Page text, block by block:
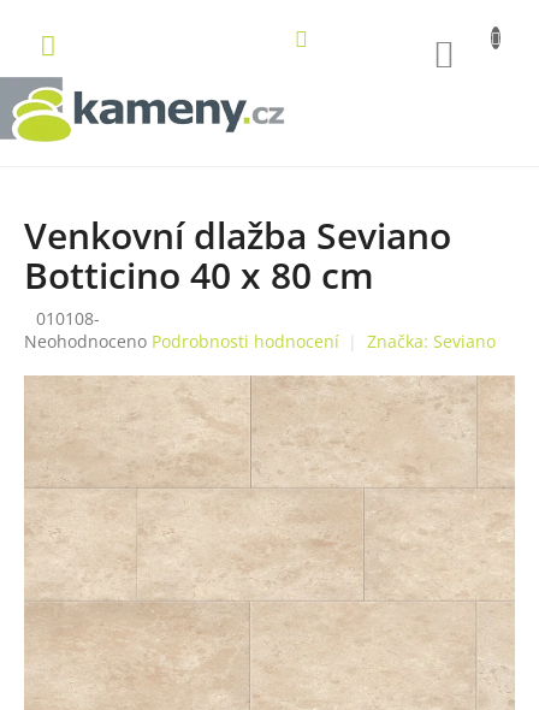
obsah
Venkovní dlažba Seviano
Botticino 40 x 80 cm
010108-
Průměrné
produktu
0,0
5
hvězdiček.
Neohodnoceno Podrobnosti hodnocení Značka: Seviano